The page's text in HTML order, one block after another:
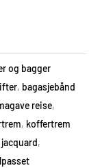
og bagger
, bagasjebånd
reise,
, koffertrem
,